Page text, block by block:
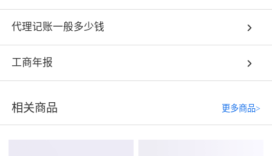
代理记账一般多少钱
工商年报
相关商品 更多商品>